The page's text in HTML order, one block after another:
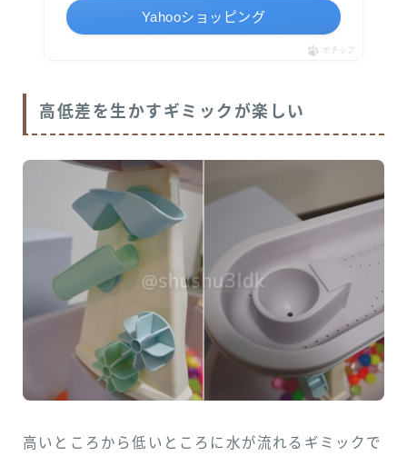
Yahooショッピング
ポチップ
高低差を生かすギミックが楽しい
高いところから低いところに水が流れるギミックで